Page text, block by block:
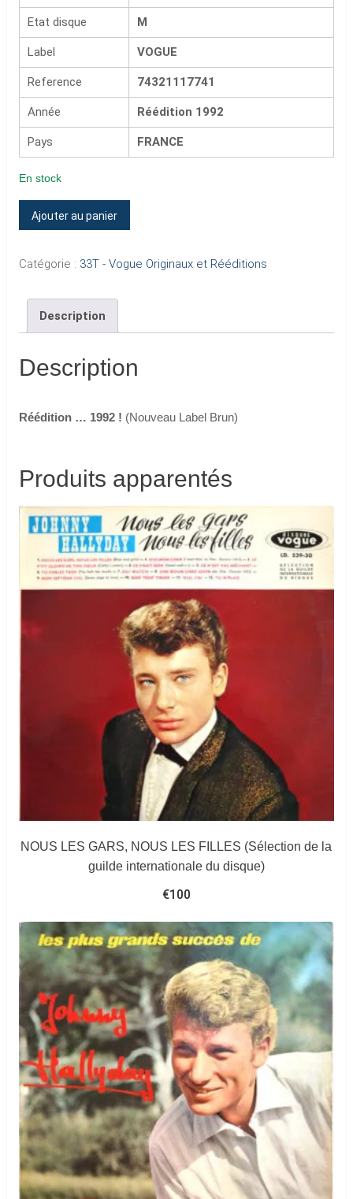
Etat disque M
Label VOGUE
Reference 74321117741
Année Réédition 1992
Pays FRANCE
En stock
quantité
de
NOUS
LES
FILLES
(Edition
Ajouter au panier
Catégorie : 33T - Vogue Originaux et Rééditions
Description
Description
Réédition … 1992 ! (Nouveau Label Brun)
Produits apparentés
NOUS LES GARS, NOUS LES FILLES (Sélection de la
guilde internationale du disque)
€100